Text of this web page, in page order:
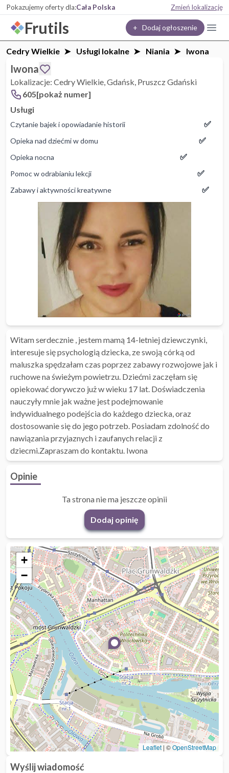
Pokazujemy oferty dla:Cała Polska Zmień lokalizację
Frutils + Dodaj ogłoszenie
Cedry Wielkie Usługi lokalne Niania Iwona
Iwona
Lokalizacje: Cedry Wielkie, Gdańsk, Pruszcz Gdański
605[pokaż numer]
Usługi
Czytanie bajek i opowiadanie historii ✅
Opieka nad dziećmi w domu ✅
Opieka nocna ✅
Pomoc w odrabianiu lekcji ✅
Zabawy i aktywności kreatywne ✅
Witam serdecznie , jestem mamą 14-letniej dziewczynki,
interesuje się psychologią dziecka, ze swoją córką od
maluszka spędzałam czas poprzez zabawy rozwojowe jak i
ruchowe na świeżym powietrzu. Dziećmi zaczęłam się
opiekować dorywczo już w wieku 17 lat. Doświadczenia
nauczyły mnie jak ważne jest podejmowanie
indywidualnego podejścia do każdego dziecka, oraz
dostosowanie się do jego potrzeb. Posiadam zdolność do
nawiązania przyjaznych i zaufanych relacji z
dziecmi.Zapraszam do kontaktu. Iwona
Opinie
Ta strona nie ma jeszcze opinii
Dodaj opinię
+
−
Leaflet | ©OpenStreetMap
Wyślij wiadomość